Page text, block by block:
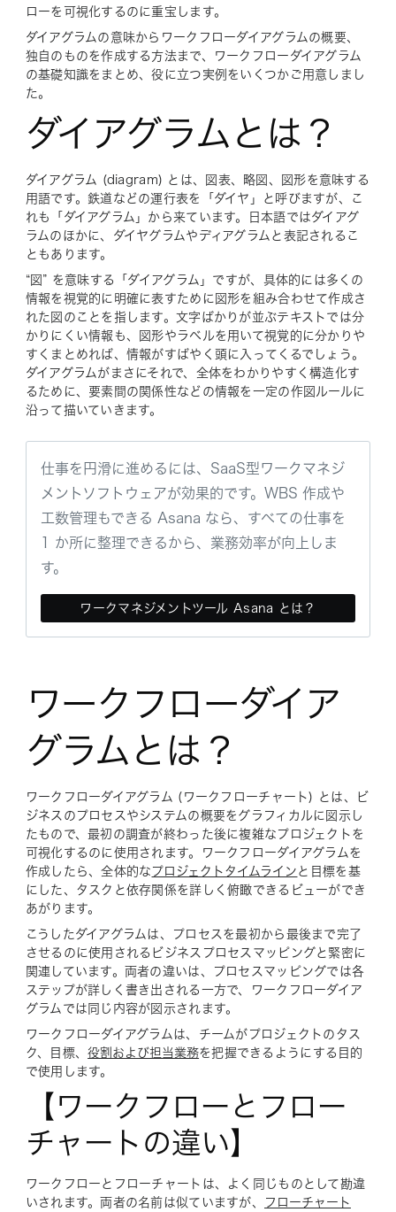
ローを可視化するのに重宝します。
ダイアグラムの意味からワークフローダイアグラムの概要、
独自のものを作成する方法まで、ワークフローダイアグラム
の基礎知識をまとめ、役に立つ実例をいくつかご用意しまし
た。
ダイアグラムとは？
ダイアグラム (diagram) とは、図表、略図、図形を意味する
用語です。鉄道などの運行表を「ダイヤ」と呼びますが、こ
れも「ダイアグラム」から来ています。日本語ではダイアグ
ラムのほかに、ダイヤグラムやディアグラムと表記されるこ
ともあります。
“図” を意味する「ダイアグラム」ですが、具体的には多くの
情報を視覚的に明確に表すために図形を組み合わせて作成さ
れた図のことを指します。文字ばかりが並ぶテキストでは分
かりにくい情報も、図形やラベルを用いて視覚的に分かりや
すくまとめれば、情報がすばやく頭に入ってくるでしょう。
ダイアグラムがまさにそれで、全体をわかりやすく構造化す
るために、要素間の関係性などの情報を一定の作図ルールに
沿って描いていきます。
仕事を円滑に進めるには、SaaS型ワークマネジ
メントソフトウェアが効果的です。WBS 作成や
工数管理もできる Asana なら、すべての仕事を
1 か所に整理できるから、業務効率が向上しま
す。
ワークマネジメントツール Asana とは？
ワークフローダイア
グラムとは？
ワークフローダイアグラム (ワークフローチャート) とは、ビ
ジネスのプロセスやシステムの概要をグラフィカルに図示し
たもので、最初の調査が終わった後に複雑なプロジェクトを
可視化するのに使用されます。ワークフローダイアグラムを
作成したら、全体的な プロジェクトタイムライン と目標を基
にした、タスクと依存関係を詳しく俯瞰できるビューができ
あがります。
こうしたダイアグラムは、プロセスを最初から最後まで完了
させるのに使用されるビジネスプロセスマッピングと緊密に
関連しています。両者の違いは、プロセスマッピングでは各
ステップが詳しく書き出される一方で、ワークフローダイア
グラムでは同じ内容が図示されます。
ワークフローダイアグラムは、チームがプロジェクトのタス
ク、目標、役割および担当業務を把握できるようにする目的
で使用します。
【ワークフローとフロー
チャートの違い】
ワークフローとフローチャートは、よく同じものとして勘違
いされます。両者の名前は似ていますが、
フローチャート